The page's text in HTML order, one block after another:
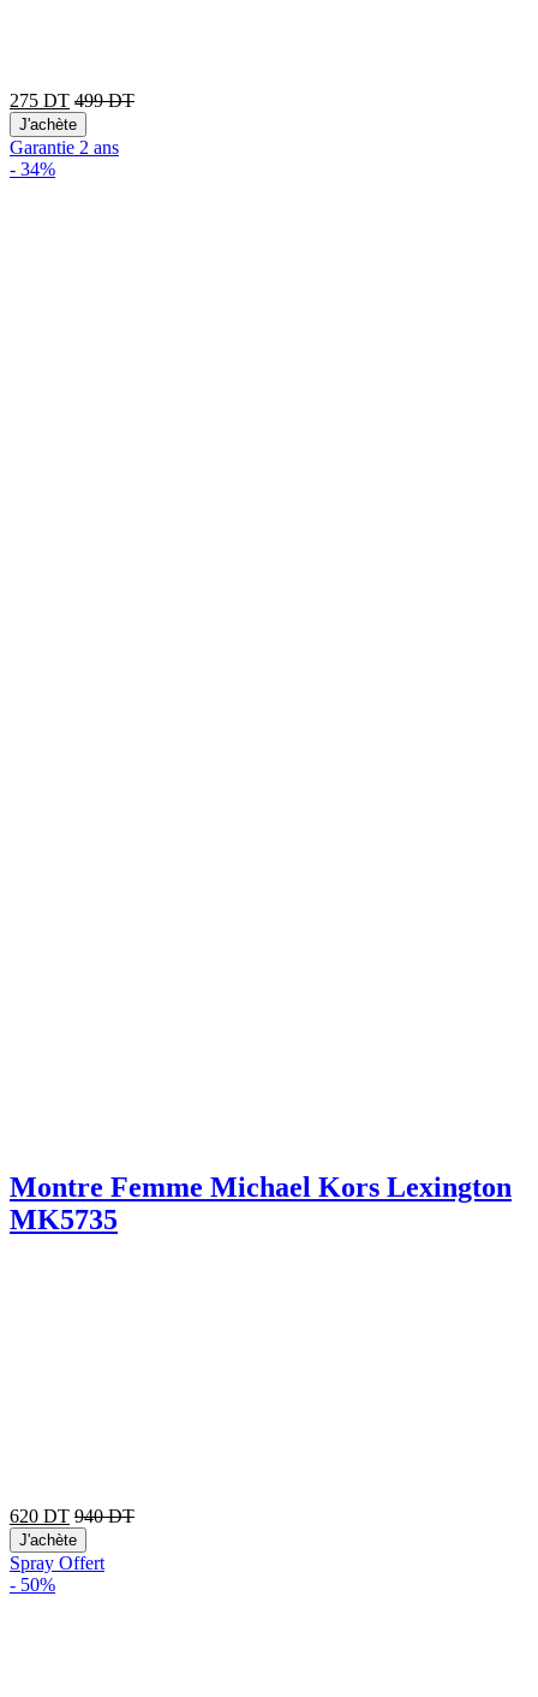
275 DT 499DT
J'achète
Garantie 2 ans
- 34%
Montre Femme Michael Kors Lexington
MK5735
620 DT 940DT
J'achète
Spray Offert
- 50%